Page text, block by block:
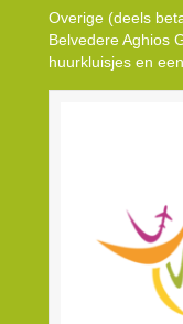
Overige (deels
Belvedere Aghios
huurkluisjes en